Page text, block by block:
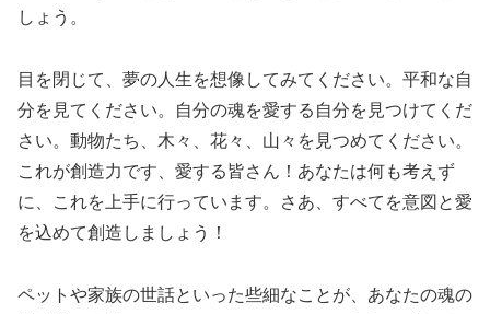
しょう。
目を閉じて、夢の人生を想像してみてください。平和な自
分を見てください。自分の魂を愛する自分を見つけてくだ
さい。動物たち、木々、花々、山々を見つめてください。
これが創造力です、愛する皆さん！あなたは何も考えず
に、これを上手に行っています。さあ、すべてを意図と愛
を込めて創造しましょう！
ペットや家族の世話といった些細なことが、あなたの魂の